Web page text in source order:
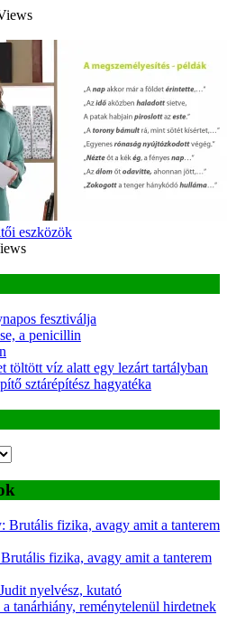
eszközök
fesztiválja
a penicillin
töltött víz alatt egy lezárt tartályban
sztárépítész hagyatéka
Brutális fizika, avagy amit a tanterem
fizika, avagy amit a tanterem
nyelvész, kutató
tanárhiány, reménytelenül hirdetnek